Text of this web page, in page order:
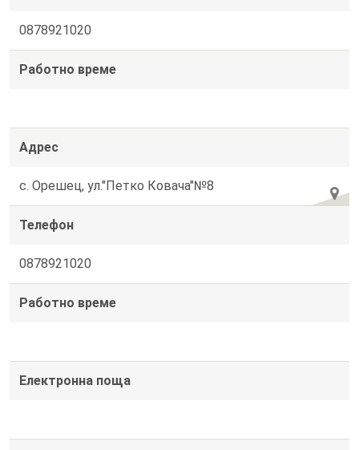
0878921020
Работно време
Адрес
с. Орешец, ул."Петко Ковача"№8
Телефон
0878921020
Работно време
Електронна поща